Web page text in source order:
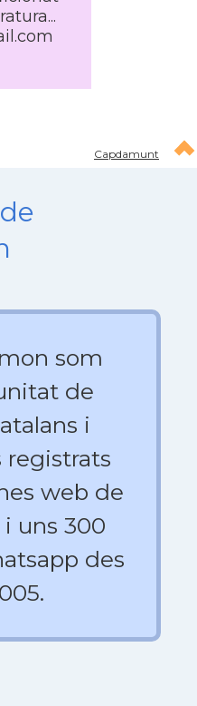
Capdamunt
som
de
i
registrats
web de
i uns 300
des